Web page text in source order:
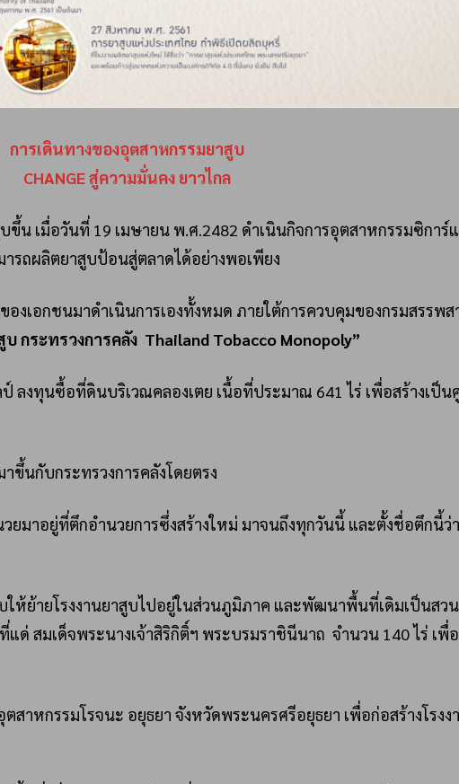
การเดินทางของอุตสาหกรรมยาสูบ
CHANGE สู่ความมั่นคง ยาวไกล
ขึ้น เมื่อวันที่ 19 เมษายน พ.ศ.2482 ดำเนินกิจการอุตสาหกรรมซิการ์
รถผลิตยาสูบป้อนสู่ตลาดได้อย่างพอเพียง
องเอกชนมาดำเนินการเองทั้งหมด ภายใต้การควบคุมของกรมสรรพส
บ กระทรวงการคลัง Thailand Tobacco Monopoly”
ลงทุนซื้อที่ดินบริเวณคลองเตย เนื้อที่ประมาณ 641 ไร่ เพื่อสร้างเป็น
ขึ้นกับกระทรวงการคลังโดยตรง
ยมาอยู่ที่ตึกอำนวยการซึ่งสร้างใหม่ มาจนถึงทุกวันนี้ และตั้งชื่อตึกนี้ว่
ห้ย้ายโรงงานยาสูบไปอยู่ในส่วนภูมิภาค และพัฒนาพื้นที่เดิมเป็นสวน
แด่ สมเด็จพระนางเจ้าสิริกิติ์ฯ พระบรมราชินีนาถ จำนวน 140 ไร่ เพื่อ
สาหกรรมโรจนะ อยุธยา จังหวัดพระนครศรีอยุธยา เพื่อก่อสร้างโรงง